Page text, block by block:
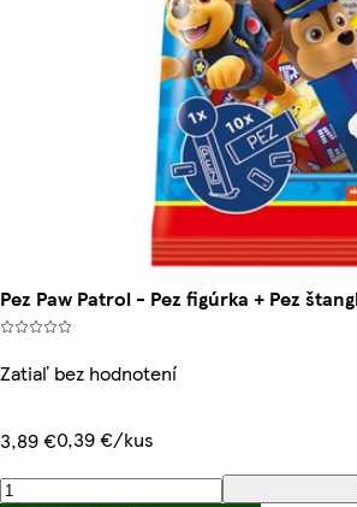
Pez Paw Patrol - Pez figúrka + Pez
Zatiaľ bez hodnotení
3,89 €0,39 €/kus